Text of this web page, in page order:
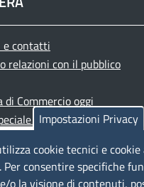
e contatti
relazioni con il pubblico
di Commercio oggi
PromoFirenze
Impostazioni Privacy
cookie tecnici e
Per consentire specifiche
o la visione di contenuti,